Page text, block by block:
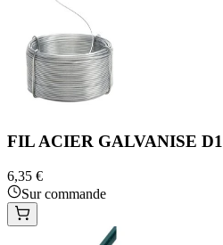
FIL ACIER GALVANISE
6,35 €
Sur commande